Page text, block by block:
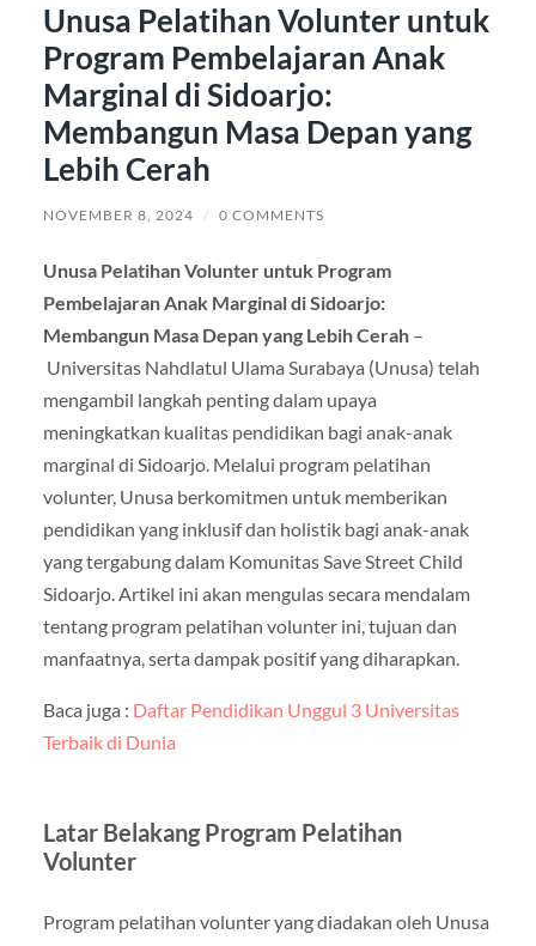
Unusa Pelatihan Volunter untuk
Program Pembelajaran Anak
Marginal di Sidoarjo:
Membangun Masa Depan yang
Lebih Cerah
NOVEMBER 8, 2024 / 0 COMMENTS
Unusa Pelatihan Volunter untuk Program
Pembelajaran Anak Marginal di Sidoarjo:
Membangun Masa Depan yang Lebih Cerah–
Universitas Nahdlatul Ulama Surabaya (Unusa) telah
mengambil langkah penting dalam upaya
meningkatkan kualitas pendidikan bagi anak-anak
marginal di Sidoarjo. Melalui program pelatihan
volunter, Unusa berkomitmen untuk memberikan
pendidikan yang inklusif dan holistik bagi anak-anak
yang tergabung dalam Komunitas Save Street Child
Sidoarjo. Artikel ini akan mengulas secara mendalam
tentang program pelatihan volunter ini, tujuan dan
manfaatnya, serta dampak positif yang diharapkan.
Baca juga : Daftar Pendidikan Unggul 3 Universitas
Terbaik di Dunia
Latar Belakang Program Pelatihan
Volunter
Program pelatihan volunter yang diadakan oleh Unusa